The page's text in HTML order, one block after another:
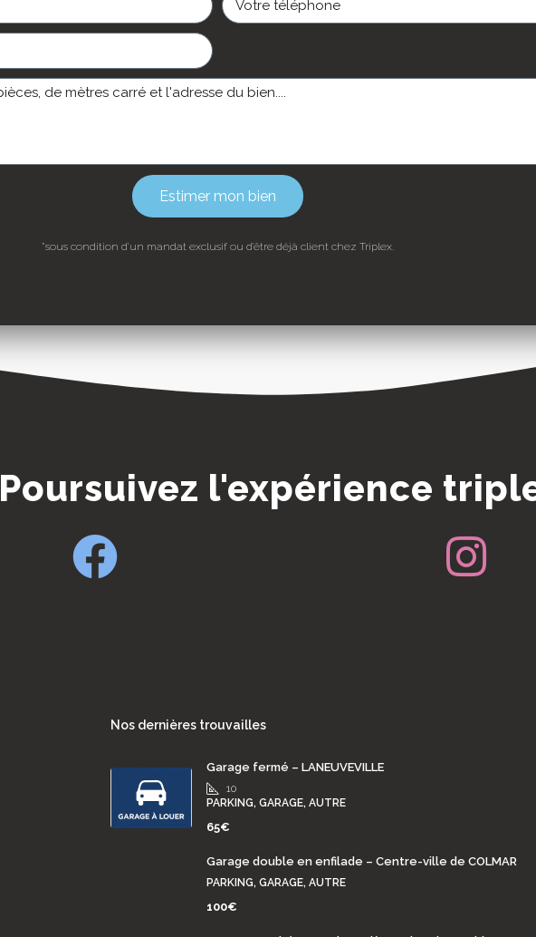
Estimer mon bien
*sous condition d’un mandat exclusif ou d’être déjà client chez Triplex.
Poursuivez l'expérience
Nos dernières trouvailles
Garage fermé – LANEUVEVILLE
10
PARKING, GARAGE, AUTRE
65€
Garage double en enfilade – Centre-ville de COLMAR
PARKING, GARAGE, AUTRE
100€